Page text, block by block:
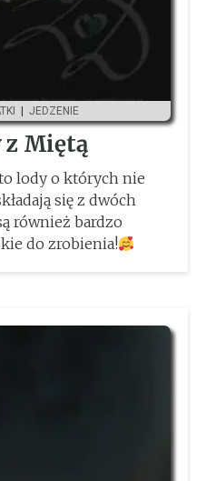
JEDZENIE
z Miętą
lody o których nie
się z dwóch
również bardzo
do zrobienia!